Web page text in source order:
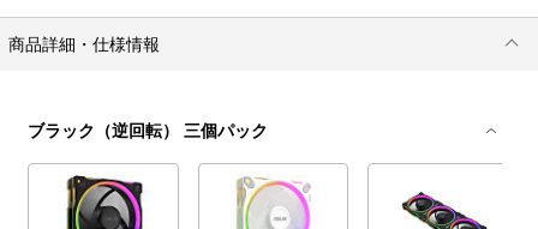
商品詳細・仕様情報
ブラック（逆回転） 三個パック